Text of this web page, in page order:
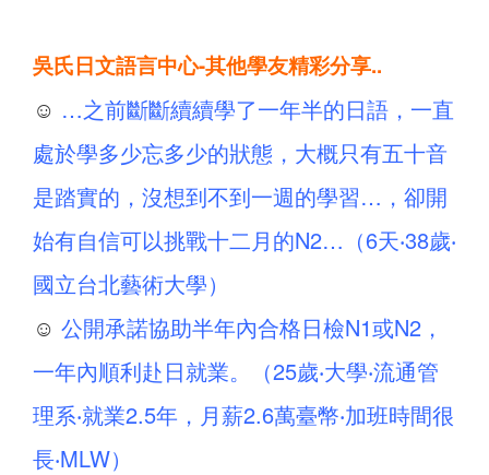
吳氏日文語言中心-其他學友精彩分享..
☺ …之前斷斷續續學了一年半的日語，一直
處於學多少忘多少的狀態，大概只有五十音
是踏實的，沒想到不到一週的學習…，卻開
始有自信可以挑戰十二月的N2…（6天‧38歲‧
國立台北藝術大學）
☺ 公開承諾協助半年內合格日檢N1或N2，
一年內順利赴日就業。（25歲‧大學‧流通管
理系‧就業2.5年，月薪2.6萬臺幣‧加班時間很
長‧MLW）